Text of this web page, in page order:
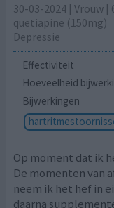
30-03-2024 | Vrouw |
quetiapine (150mg)
Depressie
Effectiviteit
Hoeveelheid
Bijwerkingen
Op moment dat ik
De momenten van
neem ik het hef in
daarna